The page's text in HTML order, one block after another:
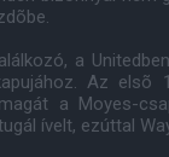
a
Az elsõ
a Moyes-
ívelt, ezúttal